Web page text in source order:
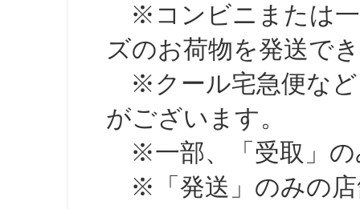
※コンビニまたは一
ズのお荷物を発送で
※クール宅急便など
がございます。
※一部、「受取」の
※「発送」のみの店